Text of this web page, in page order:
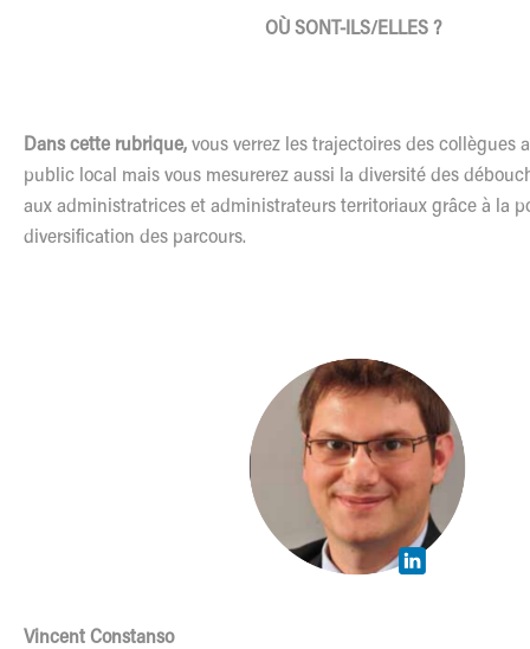
OÙ SONT-ILS/ELLES ?
Dans cette rubrique, vous verrez les trajectoires des collègues
public local mais vous mesurerez aussi la diversité des
aux administratrices et administrateurs territoriaux grâce à la
diversification des parcours.
Vincent Constanso